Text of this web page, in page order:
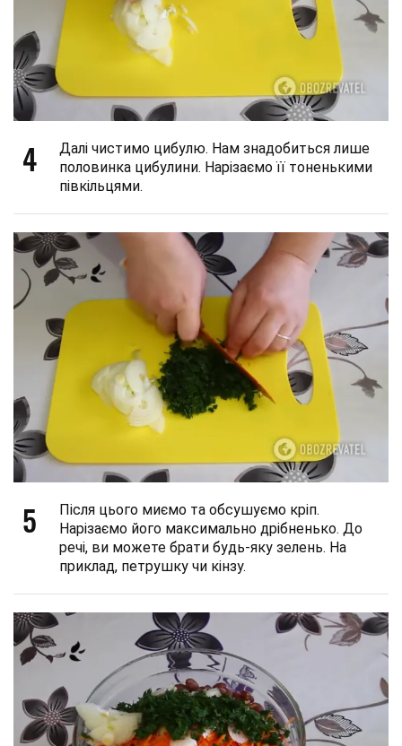
4
Далі чистимо цибулю. Нам знадобиться лише
половинка цибулини. Нарізаємо її тоненькими
півкільцями.
5
Після цього миємо та обсушуємо кріп.
Нарізаємо його максимально дрібненько. До
речі, ви можете брати будь-яку зелень. На
приклад, петрушку чи кінзу.